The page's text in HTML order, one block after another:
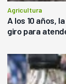
Agricultura
A los 10 años,
giro para